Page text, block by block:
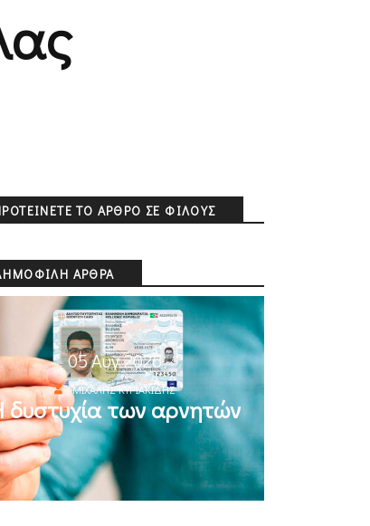
ΤΟ ΆΡΘΡΟ ΣΕ ΦΊΛΟΥΣ
ΆΡΘΡΑ
05 Αυγ 2026
ΜΙΧΆΛΗΣ ΚΥΡΙΑΚΊΔΗΣ
δυστυχία των αρνητών